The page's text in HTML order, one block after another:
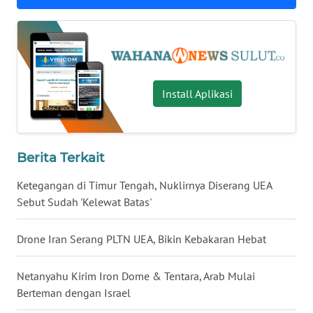
Install Aplikasi
Berita Terkait
Ketegangan di Timur Tengah, Nuklirnya Diserang UEA
Sebut Sudah 'Kelewat Batas'
Drone Iran Serang PLTN UEA, Bikin Kebakaran Hebat
Netanyahu Kirim Iron Dome & Tentara, Arab Mulai
Berteman dengan Israel
WN
JATENG
WN
NUSANTARA
WN
JOGJA
JATIM
BALI
WN
KALBAR